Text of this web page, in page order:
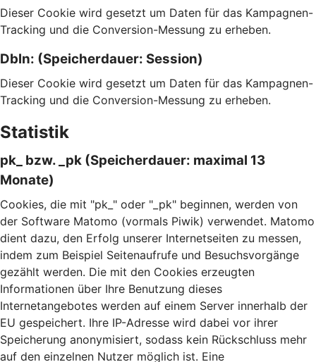
Dieser Cookie wird gesetzt um Daten für das Kampagnen-
Tracking und die Conversion-Messung zu erheben.
Dbln: (Speicherdauer: Session)
Dieser Cookie wird gesetzt um Daten für das Kampagnen-
Tracking und die Conversion-Messung zu erheben.
Statistik
pk_ bzw. _pk (Speicherdauer: maximal 13
Monate)
Cookies, die mit "pk_" oder "_pk" beginnen, werden von
der Software Matomo (vormals Piwik) verwendet. Matomo
dient dazu, den Erfolg unserer Internetseiten zu messen,
indem zum Beispiel Seitenaufrufe und Besuchsvorgänge
gezählt werden. Die mit den Cookies erzeugten
Informationen über Ihre Benutzung dieses
Internetangebotes werden auf einem Server innerhalb der
EU gespeichert. Ihre IP-Adresse wird dabei vor ihrer
Speicherung anonymisiert, sodass kein Rückschluss mehr
auf den einzelnen Nutzer möglich ist. Eine